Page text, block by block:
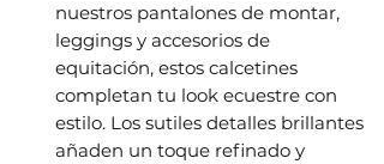
nuestros pantalones de montar,
leggings y accesorios de
equitación, estos calcetines
completan tu look ecuestre con
estilo. Los sutiles detalles brillantes
añaden un toque refinado y